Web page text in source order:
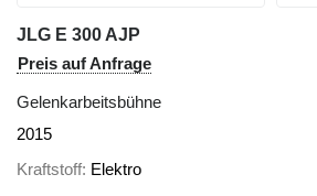
JLG E 300 AJP
Preis auf Anfrage
Gelenkarbeitsbühne
2015
Kraftstoff Elektro